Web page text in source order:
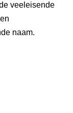
veeleisende
naam.